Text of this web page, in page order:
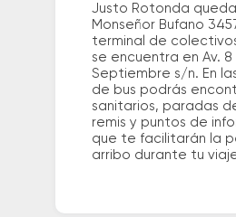
Justo Rotonda
Monseñor Bufano
terminal de
se encuentra en Av. 8
Septiembre s/n. En
de bus podrás
sanitarios, paradas
remis y puntos de
que te facilitarán la
arribo durante tu